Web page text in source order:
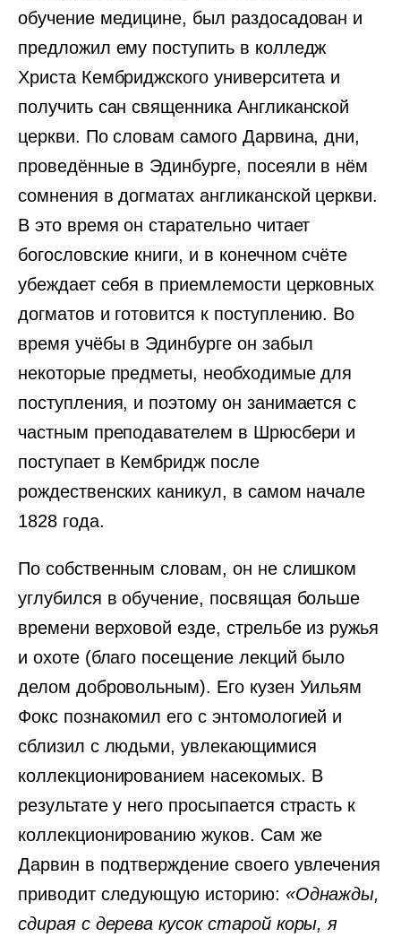
обучение медицине, был раздосадован и
предложил ему поступить в колледж
Христа Кембриджского университета и
получить сан священника Англиканской
церкви. По словам самого Дарвина, дни,
проведённые в Эдинбурге, посеяли в нём
сомнения в догматах англиканской церкви.
В это время он старательно читает
богословские книги, и в конечном счёте
убеждает себя в приемлемости церковных
догматов и готовится к поступлению. Во
время учёбы в Эдинбурге он забыл
некоторые предметы, необходимые для
поступления, и поэтому он занимается с
частным преподавателем в Шрюсбери и
поступает в Кембридж после
рождественских каникул, в самом начале
1828 года.
По собственным словам, он не слишком
углубился в обучение, посвящая больше
времени верховой езде, стрельбе из ружья
и охоте (благо посещение лекций было
делом добровольным). Его кузен Уильям
Фокс познакомил его с энтомологией и
сблизил с людьми, увлекающимися
коллекционированием насекомых. В
результате у него просыпается страсть к
коллекционированию жуков. Сам же
Дарвин в подтверждение своего увлечения
приводит следующую историю: «Однажды,
сдирая с дерева кусок старой коры, я